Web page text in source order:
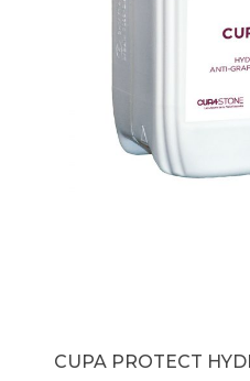
CUPA PROTECT